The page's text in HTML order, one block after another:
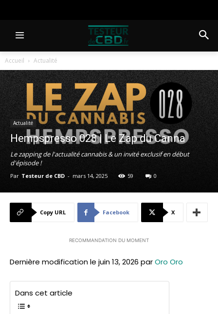
Accueil Actualité
Actualité
Hempspresso 028 | Le Zap du Canna
Le zapping de l'actualité cannabis & un invité exclusif en début
d'épisode !
Par Testeur de CBD - mars 14, 2025 59 0
Copy URL Facebook X
RECOMMANDATION DU MOMENT
Dernière modification le juin 13, 2026 parOro Oro
Dans cet article